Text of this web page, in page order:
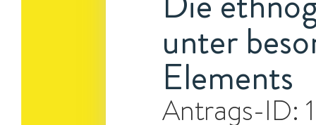
unter
Elements
Antrags-ID: